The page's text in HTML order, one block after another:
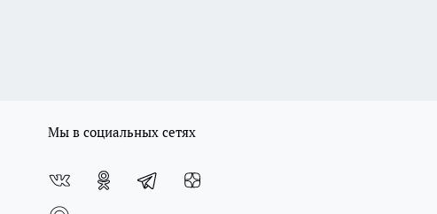
Мы в социальных сетях